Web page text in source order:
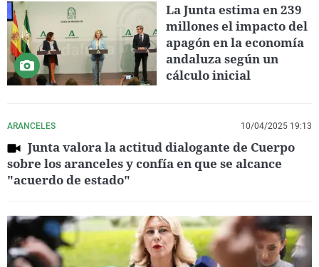
La Junta estima en 239
millones el impacto del
apagón en la economía
andaluza según un
cálculo inicial
ARANCELES 10/04/2025 19:13
Junta valora la actitud dialogante de Cuerpo
sobre los aranceles y confía en que se alcance
"acuerdo de estado"